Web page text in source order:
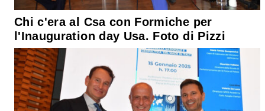
Chi c'era al Csa con Formiche per
l'Inauguration day Usa. Foto di Pizzi